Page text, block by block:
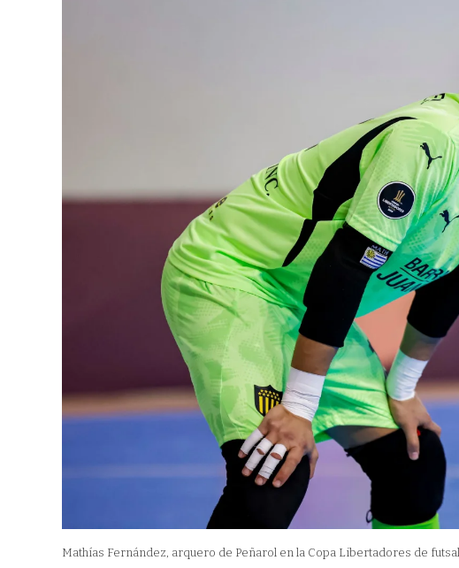
Mathías Fernández, arquero de Peñarol en la Copa Libertadores de futsal.